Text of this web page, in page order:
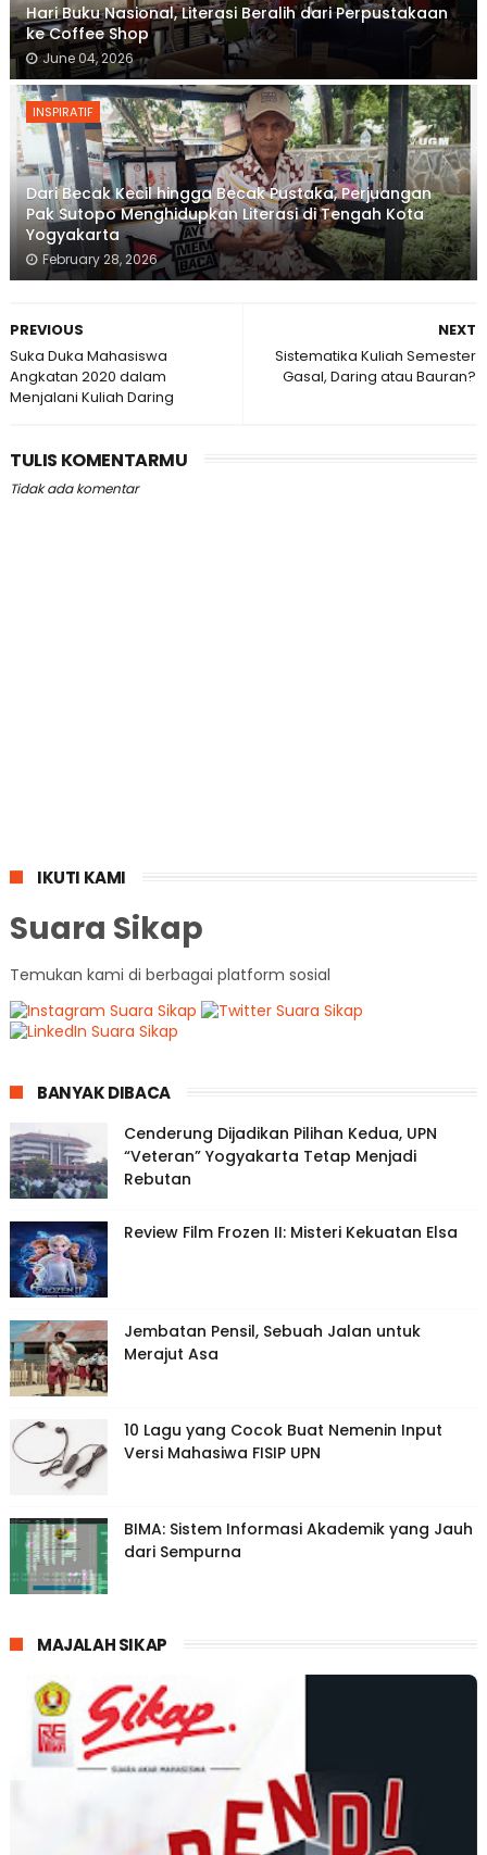
Hari Buku Nasional, Literasi Beralih dari Perpustakaan
ke Coffee Shop
June 04, 2026
INSPIRATIF
Dari Becak Kecil hingga Becak Pustaka, Perjuangan
Pak Sutopo Menghidupkan Literasi di Tengah Kota
Yogyakarta
February 28, 2026
NEXT
Sistematika Kuliah Semester
Gasal, Daring atau Bauran?
PREVIOUS
Suka Duka Mahasiswa
Angkatan 2020 dalam
Menjalani Kuliah Daring
TULIS KOMENTARMU
Tidak ada komentar
IKUTI KAMI
Suara Sikap
Temukan kami di berbagai platform sosial
BANYAK DIBACA
Cenderung Dijadikan Pilihan Kedua, UPN
“Veteran” Yogyakarta Tetap Menjadi
Rebutan
Review Film Frozen II: Misteri Kekuatan Elsa
Jembatan Pensil, Sebuah Jalan untuk
Merajut Asa
10 Lagu yang Cocok Buat Nemenin Input
Versi Mahasiwa FISIP UPN
BIMA: Sistem Informasi Akademik yang Jauh
dari Sempurna
MAJALAH SIKAP